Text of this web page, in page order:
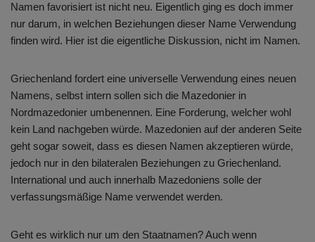
Namen favorisiert ist nicht neu. Eigentlich ging es doch immer
nur darum, in welchen Beziehungen dieser Name Verwendung
finden wird. Hier ist die eigentliche Diskussion, nicht im Namen.
Griechenland fordert eine universelle Verwendung eines neuen
Namens, selbst intern sollen sich die Mazedonier in
Nordmazedonier umbenennen. Eine Forderung, welcher wohl
kein Land nachgeben würde. Mazedonien auf der anderen Seite
geht sogar soweit, dass es diesen Namen akzeptieren würde,
jedoch nur in den bilateralen Beziehungen zu Griechenland.
International und auch innerhalb Mazedoniens solle der
verfassungsmäßige Name verwendet werden.
Geht es wirklich nur um den Staatnamen? Auch wenn